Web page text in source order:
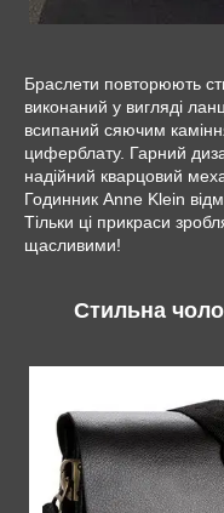
Браслети повторюють
виконаний у вигляді
всипаний сяючим
циферблату. Гарний
надійний кварцовий
Годинник Anne Klein
Тільки ці прикраси
щасливими!
Стильна